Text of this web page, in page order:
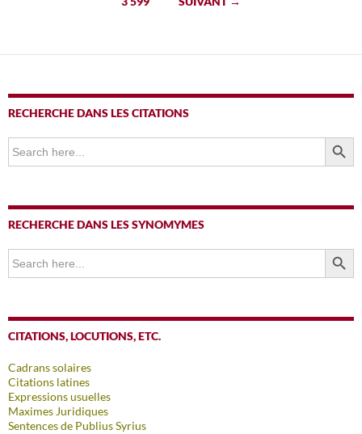
RECHERCHE DANS LES CITATIONS
Search
for:
SEARCH
RECHERCHE DANS LES SYNOMYMES
Search
for:
SEARCH
CITATIONS, LOCUTIONS, ETC.
Cadrans solaires
Citations latines
Expressions usuelles
Maximes Juridiques
Sentences de Publius Syrius